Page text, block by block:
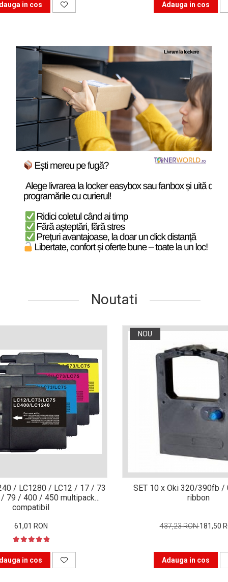
in cos Adauga in cos
Noutati
/ 400 / 450 multipack
compatibil
61,01 RON
in cos
NOU
SET 10 x Oki 320/390fb /
ribbon
437,23 RON181,50
Adauga in cos